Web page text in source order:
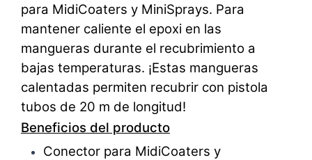
para MidiCoaters y MiniSprays. Para
mantener caliente el epoxi en las
mangueras durante el recubrimiento a
bajas temperaturas. ¡Estas mangueras
calentadas permiten recubrir con pistola
tubos de 20 m de longitud!
Beneficios del producto
Conector para MidiCoaters y